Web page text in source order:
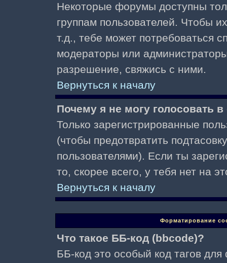
Некоторые форумы доступны
группам пользователей. Чтобы
т.д., тебе может потребоваться
модераторы или
разрешение, свяжись с ними.
Вернуться к началу
Почему я не могу голосовать
Только зарегистрированные
(чтобы предотвратить
пользователями). Если ты
то, скорее всего, у тебя нет на
Вернуться к началу
Форматирование
Что такое ББ-код (bbcode)?
ББ-код это особый код тагов